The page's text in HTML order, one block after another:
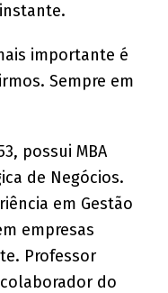
importante é
Sempre em
possui MBA
de Negócios.
em Gestão
empresas
Professor
do